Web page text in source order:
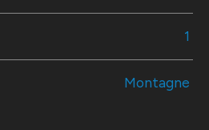
1
Montagne